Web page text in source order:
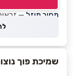
מחיר מוזל — זכאות עד 5 שוברים
שמיכת פוך נוצות